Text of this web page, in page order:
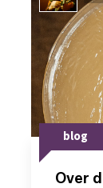
blog
Over